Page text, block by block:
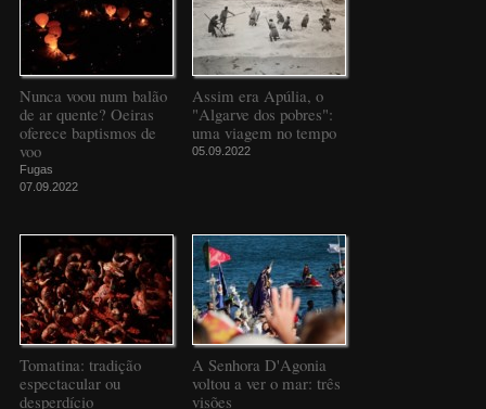
Nunca voou num balão
de ar quente? Oeiras
oferece baptismos de
voo
Fugas
07.09.2022
Assim era Apúlia, o
"Algarve dos pobres":
uma viagem no tempo
05.09.2022
Tomatina: tradição
espectacular ou
desperdício
A Senhora D'Agonia
voltou a ver o mar: três
visões